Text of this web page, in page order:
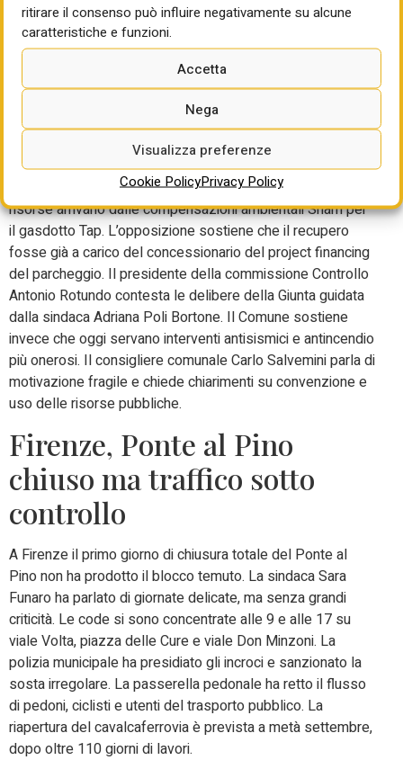
ritirare il consenso può influire negativamente su alcune
caratteristiche e funzioni.
Accetta
Nega
Visualizza preferenze
Cookie PolicyPrivacy Policy
presunto subappalto a Tecnoedil, priva della certificazione
Soa. Il processo riprenderà il 14 e 21 settembre con un
nuovo pubblico ministero.
Lecce, scontro sul milione
per la Tettoia Liberty
A Lecce si apre lo scontro sul milione di euro destinato al
restauro della Tettoia Liberty dell’ex Caserma Massa. Le
risorse arrivano dalle compensazioni ambientali Snam per
il gasdotto Tap. L’opposizione sostiene che il recupero
fosse già a carico del concessionario del project financing
del parcheggio. Il presidente della commissione Controllo
Antonio Rotundo contesta le delibere della Giunta guidata
dalla sindaca Adriana Poli Bortone. Il Comune sostiene
invece che oggi servano interventi antisismici e antincendio
più onerosi. Il consigliere comunale Carlo Salvemini parla di
motivazione fragile e chiede chiarimenti su convenzione e
uso delle risorse pubbliche.
Firenze, Ponte al Pino
chiuso ma traffico sotto
controllo
A Firenze il primo giorno di chiusura totale del Ponte al
Pino non ha prodotto il blocco temuto. La sindaca Sara
Funaro ha parlato di giornate delicate, ma senza grandi
criticità. Le code si sono concentrate alle 9 e alle 17 su
viale Volta, piazza delle Cure e viale Don Minzoni. La
polizia municipale ha presidiato gli incroci e sanzionato la
sosta irregolare. La passerella pedonale ha retto il flusso
di pedoni, ciclisti e utenti del trasporto pubblico. La
riapertura del cavalcaferrovia è prevista a metà settembre,
dopo oltre 110 giorni di lavori.